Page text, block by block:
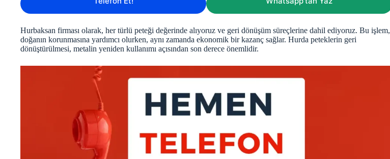
Hurbaksan firması olarak, her türlü peteği değerinde alıyoruz ve geri dönüşüm süreçlerine dahil ediyoruz. Bu işlem,
doğanın korunmasına yardımcı olurken, aynı zamanda ekonomik bir kazanç sağlar. Hurda peteklerin geri
dönüştürülmesi, metalin yeniden kullanımı açısından son derece önemlidir.